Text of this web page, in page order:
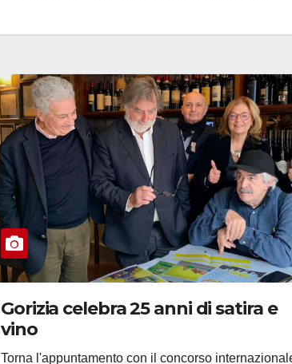
Gorizia celebra 25 anni di satira e
vino
Torna l'appuntamento con il concorso